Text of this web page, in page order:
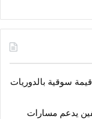
سوقية بالدوريات
يدعم مسارات